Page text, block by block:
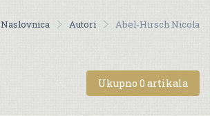
Naslovnica Autori Abel-Hirsch Nicola
Ukupno 0 artikala